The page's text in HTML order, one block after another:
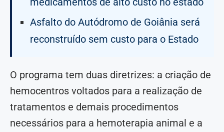
Asfalto do Autódromo de Goiânia será
reconstruído sem custo para o Estado
O programa tem duas diretrizes: a criação de
hemocentros voltados para a realização de
tratamentos e demais procedimentos
necessários para a hemoterapia animal e a